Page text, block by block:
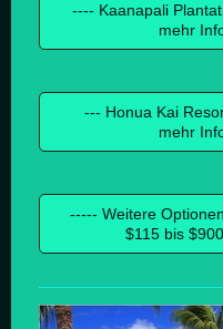
---- Kaanapali
mehr
--- Honua Kai
mehr
----- Weitere
$115 bis